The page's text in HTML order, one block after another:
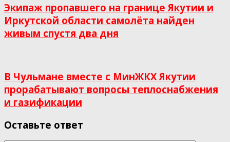
Экипаж пропавшего на границе Якутии и
Иркутской области самолёта найден
живым спустя два дня
В Чульмане вместе с МинЖКХ Якутии
прорабатывают вопросы теплоснабжения
и газификации
Оставьте ответ